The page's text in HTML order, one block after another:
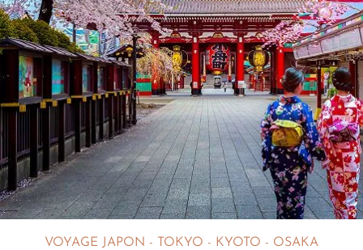
VOYAGE JAPON - TOKYO - KYOTO - OSAKA